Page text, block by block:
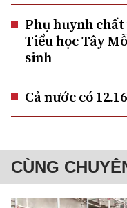
Phụ huynh
Tiểu học Tây
sinh
Cả nước có
CÙNG